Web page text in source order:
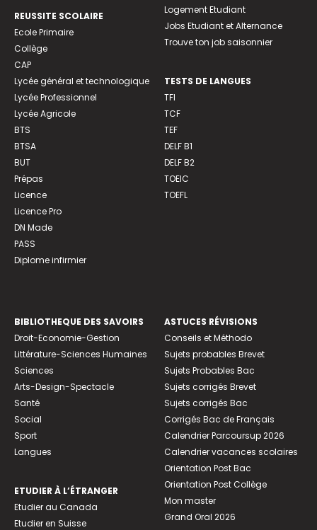
REUSSITE SCOLAIRE
Ecole Primaire
Collège
CAP
Lycée général et technologique
Lycée Professionnel
Lycée Agricole
BTS
BTSA
BUT
Prépas
Licence
Licence Pro
DN Made
PASS
Diplome infirmier
Logement Etudiant
Jobs Etudiant et Alternance
Trouve ton job saisonnier
TESTS DE LANGUES
TFI
TCF
TEF
DELF B1
DELF B2
TOEIC
TOEFL
BIBLIOTHEQUE DES SAVOIRS
Droit-Economie-Gestion
Littérature-Sciences Humaines
Sciences
Arts-Design-Spectacle
Santé
Social
Sport
Langues
ETUDIER À L’ÉTRANGER
Etudier au Canada
Etudier en Suisse
ASTUCES RÉVISIONS
Conseils et Méthodo
Sujets probables Brevet
Sujets Probables Bac
Sujets corrigés Brevet
Sujets corrigés Bac
Corrigés Bac de Français
Calendrier Parcoursup 2026
Calendrier vacances scolaires
Orientation Post Bac
Orientation Post Collège
Mon master
Grand Oral 2026